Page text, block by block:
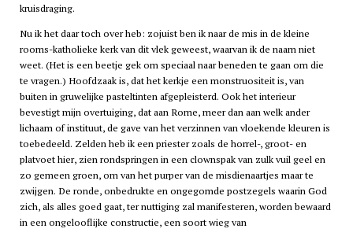
kruisdraging.
Nu ik het daar toch over heb: zojuist ben ik naar de mis in de kleine
rooms-katholieke kerk van dit vlek geweest, waarvan ik de naam niet
weet. (Het is een beetje gek om speciaal naar beneden te gaan om die
te vragen.) Hoofdzaak is, dat het kerkje een monstruositeit is, van
buiten in gruwelijke pasteltinten afgepleisterd. Ook het interieur
bevestigt mijn overtuiging, dat aan Rome, meer dan aan welk ander
lichaam of instituut, de gave van het verzinnen van vloekende kleuren is
toebedeeld. Zelden heb ik een priester zoals de horrel-, groot- en
platvoet hier, zien rondspringen in een clownspak van zulk vuil geel en
zo gemeen groen, om van het purper van de misdienaartjes maar te
zwijgen. De ronde, onbedrukte en ongegomde postzegels waarin God
zich, als alles goed gaat, ter nuttiging zal manifesteren, worden bewaard
in een ongelooflijke constructie, een soort wieg van